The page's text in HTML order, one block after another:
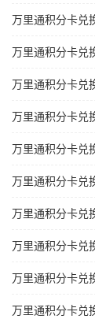
万里通积分卡兑
万里通积分卡兑
万里通积分卡兑
万里通积分卡兑
万里通积分卡兑
万里通积分卡兑
万里通积分卡兑
万里通积分卡兑
万里通积分卡兑
万里通积分卡兑